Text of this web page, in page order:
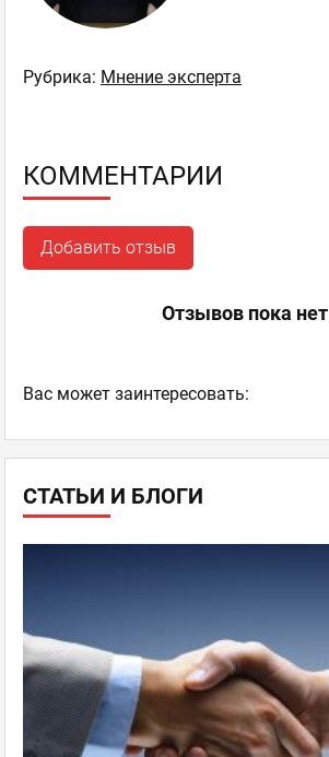
СТАТЬИ И БЛОГИ
Рубрика: Мнение эксперта
КОММЕНТАРИИ
Добавить отзыв
Отзывов пока нет
Ваc может заинтересовать: